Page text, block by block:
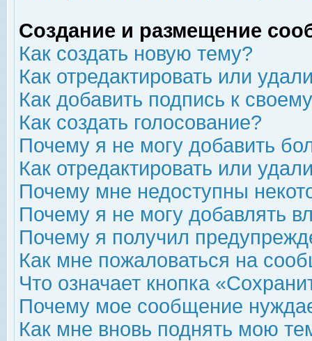
Создание и размещение
Как создать новую тему?
Как отредактировать или
Как добавить подпись к
Как создать голосование?
Почему я не могу добавить
Как отредактировать или
Почему мне недоступны
Почему я не могу добавлять
Почему я получил
Как мне пожаловаться на
Что означает кнопка
Почему мое сообщение
Как мне вновь поднять мою